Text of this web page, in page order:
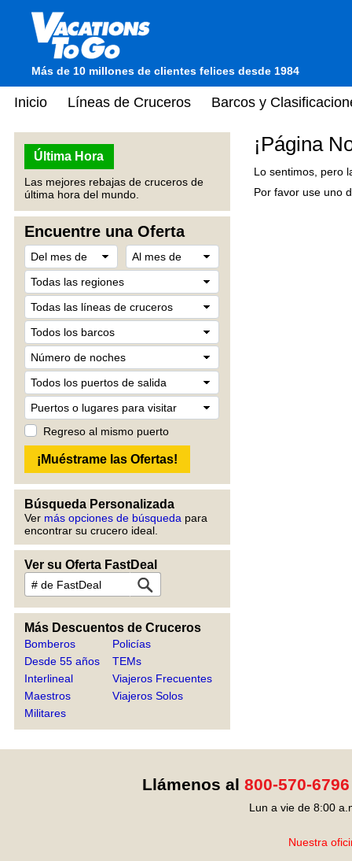
Más de 10 millones de clientes felices desde 1984
Inicio Líneas de Cruceros Barcos y
Última Hora
Las mejores rebajas de cruceros de
última hora del mundo.
Encuentre una Oferta
Regreso al mismo puerto
Búsqueda Personalizada
Ver más opciones de búsqueda para
encontrar su crucero ideal.
Ver su Oferta FastDeal
Más Descuentos de Cruceros
Bomberos
Desde 55 años
Interlineal
Maestros
Militares
Policías
TEMs
Viajeros Frecuentes
Viajeros Solos
¡Página
Lo sentimos, pero
Por favor use uno
Llámenos al 800-570-6796
Lun a vie de 8:00
Nuestra